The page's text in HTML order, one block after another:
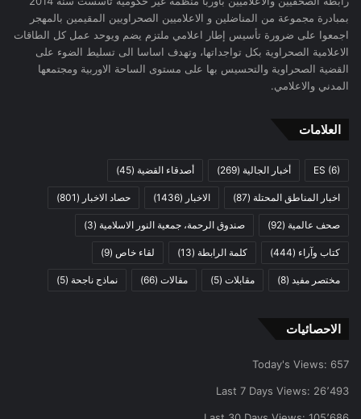
بمبادرة مجموعة من المناضلين و الاعلاميين الصحراويين المقيمين بالمهجر
اجمعوا على ضرورة تأسيس إطار اعلامي ملتزم يضم ويوحد عمل كل الطاقات
الاعلامية الصحراوية بكل تواجداتها، وتهدف اساسا الى تسليط الضوء على
القضية الصحراوية والتحسيس بها على مستوى الساحة الاوربية ومجتمعها
المدني والاعلامي.
العلامات
ES (6) أخبار الجالية (269) أصدقاء القضية (45)
اخبار المناطق المحتلة (87) الاخبار (1436) حصاد الاخبار (801)
صحف عالمية (92) صندوق الرحمة، جمعية النور الاسلامية (3)
كتاب وآراء (444) كلمة الرابطة (13) لقاء خاص (9)
مختصر مفيد (8) مقابلات (5) مقالات (66) نماذج ناجحة (5)
الاحصائيات
Today's Views: 657
Last 7 Days Views: 26٬493